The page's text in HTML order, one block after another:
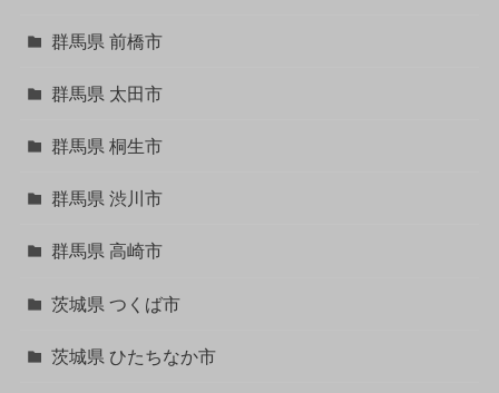
群馬県 前橋市
群馬県 太田市
群馬県 桐生市
群馬県 渋川市
群馬県 高崎市
茨城県 つくば市
茨城県 ひたちなか市